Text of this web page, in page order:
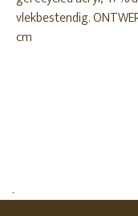
vlekbestendig.
cm
.